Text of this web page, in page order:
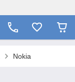
Nokia